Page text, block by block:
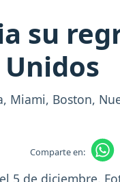
su
Boston,
Comparte en: